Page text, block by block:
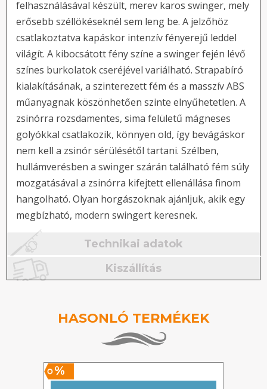
felhasználásával készült, merev karos swinger, mely
erősebb széllökéseknél sem leng be. A jelzőhöz
csatlakoztatva kapáskor intenzív fényerejű leddel
világít. A kibocsátott fény színe a swinger fején lévő
színes burkolatok cseréjével variálható. Strapabíró
kialakításának, a szinterezett fém és a masszív ABS
műanyagnak köszönhetően szinte elnyűhetetlen. A
zsinórra rozsdamentes, sima felületű mágneses
golyókkal csatlakozik, könnyen old, így bevágáskor
nem kell a zsinór sérülésétől tartani. Szélben,
hullámverésben a swinger szárán található fém súly
mozgatásával a zsinórra kifejtett ellenállása finom
hangolható. Olyan horgászoknak ajánljuk, akik egy
megbízható, modern swingert keresnek.
Technikai adatok
Kiszállítás
HASONLÓ TERMÉKEK
%